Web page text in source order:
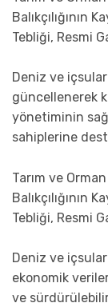
Balıkçılığının
Tebliği, Resmi
Deniz ve
güncellenerek
yönetiminin
sahiplerine
Tarım ve Orman
Balıkçılığının
Tebliği, Resmi
Deniz ve
ekonomik
ve